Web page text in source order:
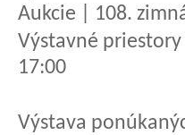
Aukcie | 108.
Výstavné priestory
17:00
Výstava